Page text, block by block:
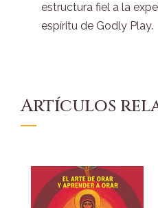
estructura fiel a la
espíritu de Godly Play.
Artículos